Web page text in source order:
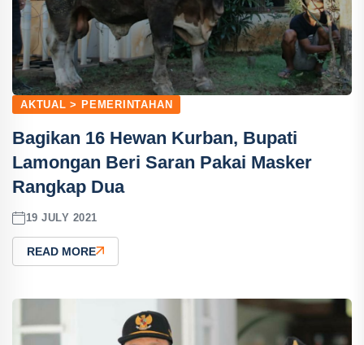
AKTUAL > PEMERINTAHAN
Bagikan 16 Hewan Kurban, Bupati
Lamongan Beri Saran Pakai Masker
Rangkap Dua
19 JULY 2021
READ MORE